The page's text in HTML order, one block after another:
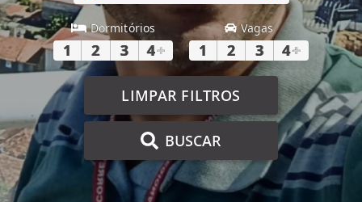
Dormitórios
1 2 3 4+
Vagas
1 2 3 4+
LIMPAR FILTROS
BUSCAR